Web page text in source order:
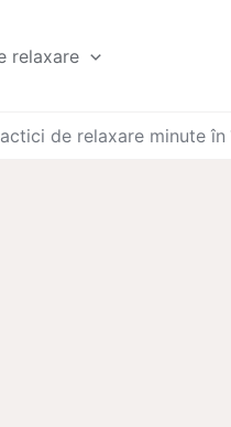
relaxare
de relaxare minute